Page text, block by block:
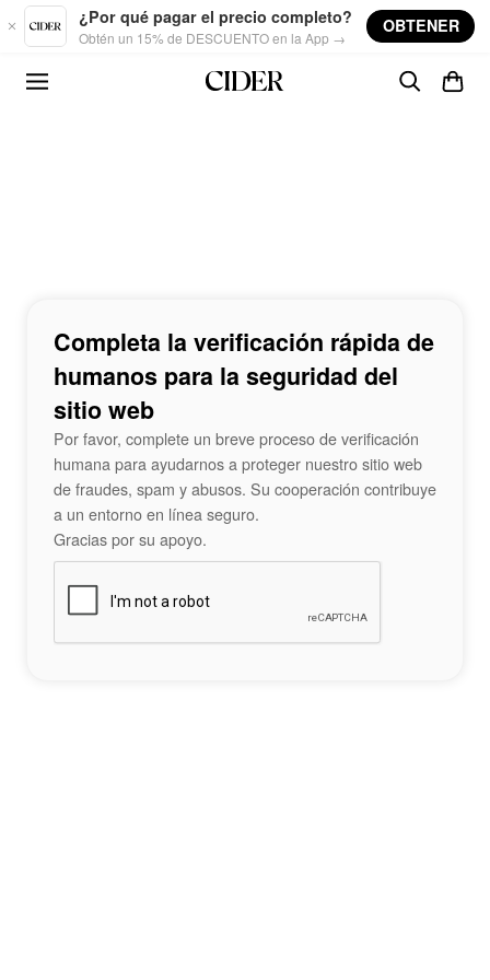
Skip to main content
¿Por qué pagar el precio completo?
Obtén un 15% de DESCUENTO en la App →
OBTENER
Completa la verificación rápida de
humanos para la seguridad del
sitio web
Por favor, complete un breve proceso de verificación
humana para ayudarnos a proteger nuestro sitio web
de fraudes, spam y abusos. Su cooperación contribuye
a un entorno en línea seguro.
Gracias por su apoyo.